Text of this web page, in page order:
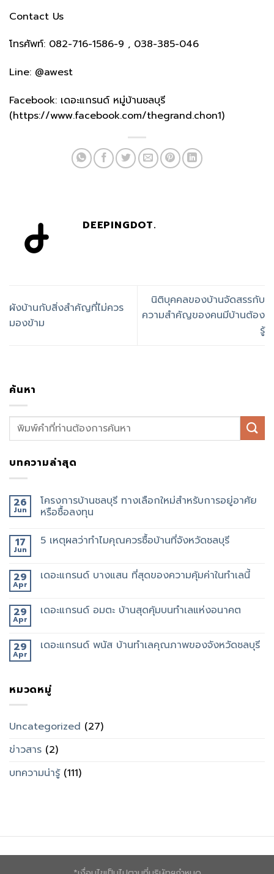
Contact Us
โทรศัพท์: 082-716-1586-9 , 038-385-046
Line: @awest
Facebook: เดอะแกรนด์ หมู่บ้านชลบุรี
(https://www.facebook.com/thegrand.chon1)
DEEPINGDOT.
ผังบ้านกับสิ่งสำคัญที่ไม่ควร
มองข้าม
นิติบุคคลของบ้านจัดสรรกับ
ความสำคัญของคนมีบ้านต้อง
รู้
ค้นหา
บทความล่าสุด
26
Jun
โครงการบ้านชลบุรี ทางเลือกใหม่สำหรับการอยู่อาศัย
หรือซื้อลงทุน
17
Jun
5 เหตุผลว่าทำไมคุณควรซื้อบ้านที่จังหวัดชลบุรี
29
Apr
เดอะแกรนด์ บางแสน ที่สุดของความคุ้มค่าในทำเลนี้
29
Apr
เดอะแกรนด์ อมตะ บ้านสุดคุ้มบนทำเลแห่งอนาคต
29
Apr
เดอะแกรนด์ พนัส บ้านทำเลคุณภาพของจังหวัดชลบุรี
หมวดหมู่
Uncategorized (27)
ข่าวสาร (2)
บทความน่ารู้(111)